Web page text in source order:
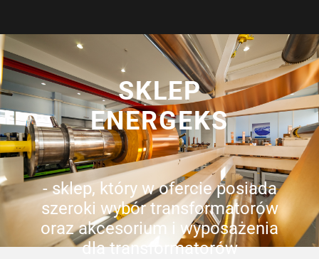
SKLEP
ENERGEKS
- sklep, który w ofercie posiada
szeroki wybór transformatorów
oraz akcesorium i wyposażenia
dla transformatorów